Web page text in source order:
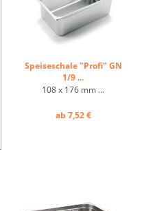
Speiseschale "Profi" GN
1/9 ...
108 x 176 mm ...
ab 7,52 €